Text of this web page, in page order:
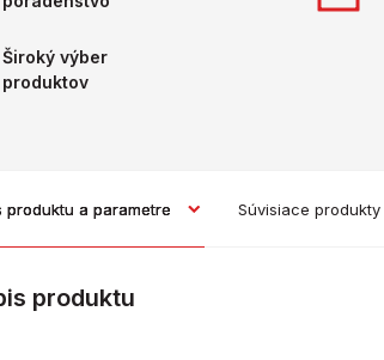
Široký výber
produktov
produktu a parametre Súvisiace produkty
produktu